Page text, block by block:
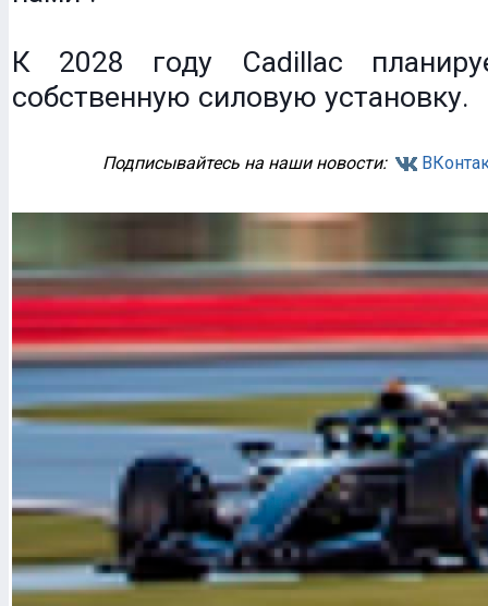
К 2028 году Cadillac
собственную силовую установку.
Подписывайтесь на наши новости: